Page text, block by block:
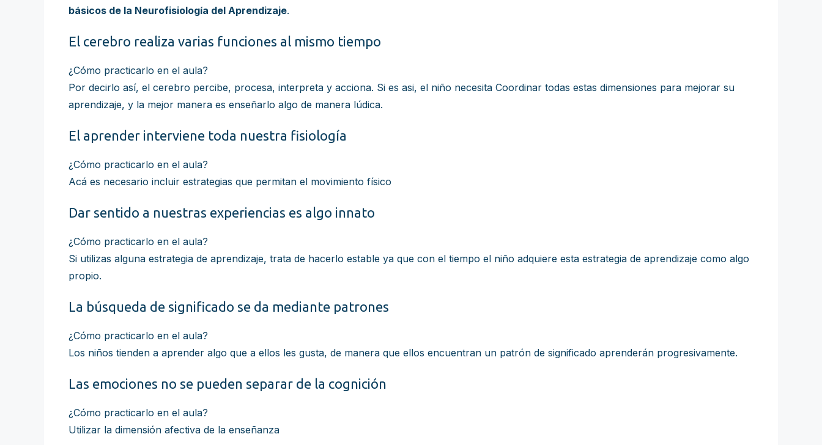
básicos de la Neurofisiología del Aprendizaje.
El cerebro realiza varias funciones al mismo tiempo
¿Cómo practicarlo en el aula?
Por decirlo así, el cerebro percibe, procesa, interpreta y acciona. Si es asi, el niño necesita Coordinar todas estas dimensiones para mejorar su
aprendizaje, y la mejor manera es enseñarlo algo de manera lúdica.
El aprender interviene toda nuestra fisiología
¿Cómo practicarlo en el aula?
Acá es necesario incluir estrategias que permitan el movimiento físico
Dar sentido a nuestras experiencias es algo innato
¿Cómo practicarlo en el aula?
Si utilizas alguna estrategia de aprendizaje, trata de hacerlo estable ya que con el tiempo el niño adquiere esta estrategia de aprendizaje como algo
propio.
La búsqueda de significado se da mediante patrones
¿Cómo practicarlo en el aula?
Los niños tienden a aprender algo que a ellos les gusta, de manera que ellos encuentran un patrón de significado aprenderán progresivamente.
Las emociones no se pueden separar de la cognición
¿Cómo practicarlo en el aula?
Utilizar la dimensión afectiva de la enseñanza